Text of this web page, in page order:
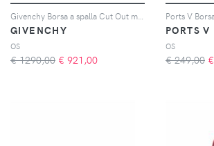
GIVENCHY
OS
€ 1290,00 € 921,00
PORTS V
OS
€ 249,00 €